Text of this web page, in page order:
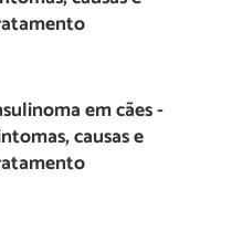
em cães -
causas e